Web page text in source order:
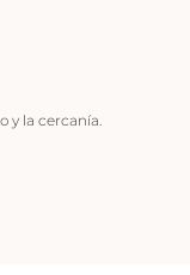
y la cercanía.